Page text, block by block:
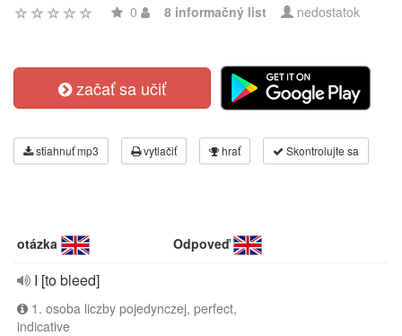
0 8 informačný list nedostatok
začať sa učiť
stiahnuť mp3 vytlačiť hrať Skontrolujte sa
otázka Odpoveď
I [to bleed]
1. osoba liczby pojedynczej, perfect,
indicative